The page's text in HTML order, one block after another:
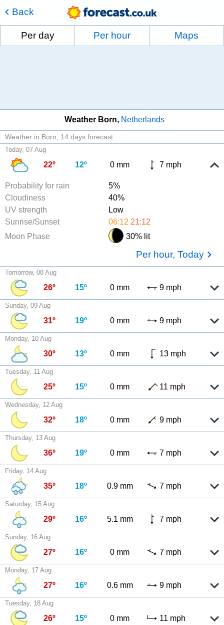
Back
Per day Per hour Maps
Weather Born Netherlands
Weather in Born 14 days forecast
Today, 07 Aug
22º 12º 0 mm 7 mph
Probability for rain
5%
Cloudiness
40%
UV strength
Low
Sunrise/Sunset
06:12 21:12
Moon Phase
30% lit
Per hour, Today
Tomorrow, 08 Aug
26º 15º 0 mm 9 mph
Sunday, 09 Aug
31º 19º 0 mm 9 mph
Monday, 10 Aug
30º 13º 0 mm 13 mph
Tuesday, 11 Aug
25º 15º 0 mm 11 mph
Wednesday, 12 Aug
32º 18º 0 mm 9 mph
Thursday, 13 Aug
36º 19º 0 mm 7 mph
Friday, 14 Aug
35º 18º 0.9 mm 7 mph
Saturday, 15 Aug
29º 16º 5.1 mm 7 mph
Sunday, 16 Aug
27º 16º 0 mm 7 mph
Monday, 17 Aug
27º 16º 0.6 mm 9 mph
Tuesday, 18 Aug
26º 15º 0 mm 11 mph